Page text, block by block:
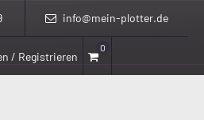
info@mein-plotter.de
/ Registrieren
0